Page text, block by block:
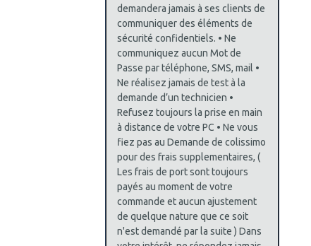
demandera jamais à ses clients de
communiquer des éléments de
sécurité confidentiels. • Ne
communiquez aucun Mot de
Passe par téléphone, SMS, mail •
Ne réalisez jamais de test à la
demande d’un technicien •
Refusez toujours la prise en main
à distance de votre PC • Ne vous
fiez pas au Demande de colissimo
pour des frais supplementaires, (
Les frais de port sont toujours
payés au moment de votre
commande et aucun ajustement
de quelque nature que ce soit
n'est demandé par la suite ) Dans